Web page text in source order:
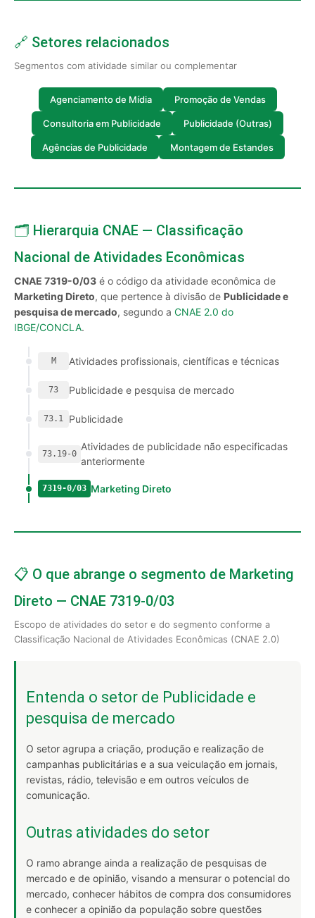
🔗 Setores relacionados
Segmentos com atividade similar ou complementar
Agenciamento de Mídia Promoção de Vendas
Consultoria em Publicidade Publicidade (Outras)
Agências de Publicidade Montagem de Estandes
🗂️ Hierarquia CNAE — Classificação
Nacional de Atividades Econômicas
CNAE 7319-0/03 é o código da atividade econômica de
Marketing Direto, que pertence à divisão de Publicidade e
pesquisa de mercado, segundo a CNAE 2.0 do
IBGE/CONCLA.
M Atividades profissionais, científicas e técnicas
73 Publicidade e pesquisa de mercado
73.1 Publicidade
73.19-0
Atividades de publicidade não especificadas
anteriormente
7319-0/03 Marketing Direto
📋 O que abrange o segmento de Marketing
Direto — CNAE 7319-0/03
Escopo de atividades do setor e do segmento conforme a
Classificação Nacional de Atividades Econômicas (CNAE 2.0)
Entenda o setor de Publicidade e
pesquisa de mercado
O setor agrupa a criação, produção e realização de
campanhas publicitárias e a sua veiculação em jornais,
revistas, rádio, televisão e em outros veículos de
comunicação.
Outras atividades do setor
O ramo abrange ainda a realização de pesquisas de
mercado e de opinião, visando a mensurar o potencial do
mercado, conhecer hábitos de compra dos consumidores
e conhecer a opinião da população sobre questões